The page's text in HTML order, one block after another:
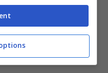
la Natura
Ulivi e Mare